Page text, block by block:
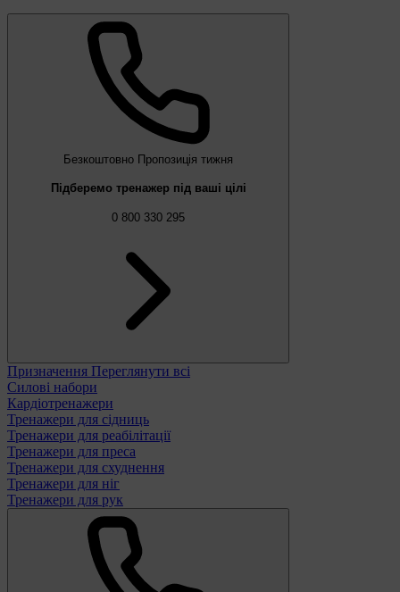
Безкоштовно Пропозиція тижня
Підберемо тренажер під ваші цілі
0 800 330 295
Призначення Переглянути всі
Силові набори
Кардіотренажери
Тренажери для сідниць
Тренажери для реабілітації
Тренажери для преса
Тренажери для схуднення
Тренажери для ніг
Тренажери для рук